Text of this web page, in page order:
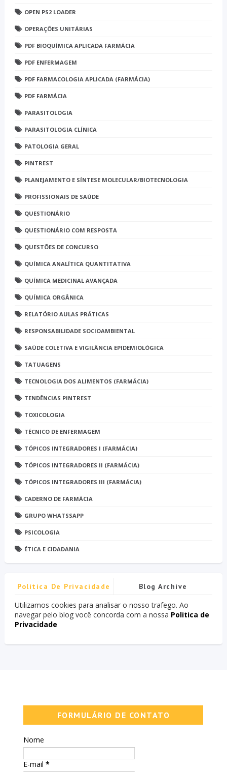
OPEN PS2 LOADER
OPERAÇÕES UNITÁRIAS
PDF BIOQUÍMICA APLICADA FARMÁCIA
PDF ENFERMAGEM
PDF FARMACOLOGIA APLICADA (FARMÁCIA)
PDF FARMÁCIA
PARASITOLOGIA
PARASITOLOGIA CLÍNICA
PATOLOGIA GERAL
PINTREST
PLANEJAMENTO E SÍNTESE MOLECULAR/BIOTECNOLOGIA
PROFISSIONAIS DE SAÚDE
QUESTIONÁRIO
QUESTIONÁRIO COM RESPOSTA
QUESTÕES DE CONCURSO
QUÍMICA ANALÍTICA QUANTITATIVA
QUÍMICA MEDICINAL AVANÇADA
QUÍMICA ORGÂNICA
RELATÓRIO AULAS PRÁTICAS
RESPONSABILIDADE SOCIOAMBIENTAL
SAÚDE COLETIVA E VIGILÂNCIA EPIDEMIOLÓGICA
TATUAGENS
TECNOLOGIA DOS ALIMENTOS (FARMÁCIA)
TENDÊNCIAS PINTREST
TOXICOLOGIA
TÉCNICO DE ENFERMAGEM
TÓPICOS INTEGRADORES I (FARMÁCIA)
TÓPICOS INTEGRADORES II (FARMÁCIA)
TÓPICOS INTEGRADORES III (FARMÁCIA)
CADERNO DE FARMÁCIA
GRUPO WHATSSAPP
PSICOLOGIA
ÉTICA E CIDADANIA
Politica De Privacidade Blog Archive
Utilizamos cookies para analisar o nosso trafego. Ao
navegar pelo blog você concorda com a nossa Politica de
Privacidade
FORMULÁRIO DE CONTATO
Nome
E-mail*